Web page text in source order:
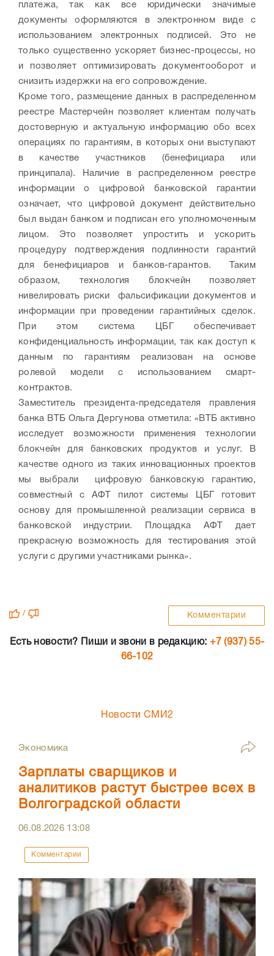
платежа, так как все юридически значимые
документы оформляются в электронном виде с
использованием электронных подписей. Это не
только существенно ускоряет бизнес-процессы, но
и позволяет оптимизировать документооборот и
снизить издержки на его сопровождение.
Кроме того, размещение данных в распределенном
реестре Мастерчейн позволяет клиентам получать
достоверную и актуальную информацию обо всех
операциях по гарантиям, в которых они выступают
в качестве участников (бенефициара или
принципала). Наличие в распределенном реестре
информации о цифровой банковской гарантии
означает, что цифровой документ действительно
был выдан банком и подписан его уполномоченным
лицом. Это позволяет упростить и ускорить
процедуру подтверждения подлинности гарантий
для бенефициаров и банков-гарантов. Таким
образом, технология блокчейн позволяет
нивелировать риски фальсификации документов и
информации при проведении гарантийных сделок.
При этом cистема ЦБГ обеспечивает
конфиденциальность информации, так как доступ к
данным по гарантиям реализован на основе
ролевой модели с использованием смарт-
контрактов.
Заместитель президента-председателя правления
банка ВТБ Ольга Дергунова отметила: «ВТБ активно
исследует возможности применения технологии
блокчейн для банковских продуктов и услуг. В
качестве одного из таких инновационных проектов
мы выбрали цифровую банковскую гарантию,
совместный с АФТ пилот cистемы ЦБГ готовит
основу для промышленной реализации сервиса в
банковской индустрии. Площадка АФТ дает
прекрасную возможность для тестирования этой
услуги с другими участниками рынка».
/ Комментарии
Есть новости? Пиши и звони в редакцию: +7 (937) 55-
66-102
Новости СМИ2
Экономика
Зарплаты сварщиков и
аналитиков растут быстрее всех в
Волгоградской области
06.08.2026 13:08
Комментарии